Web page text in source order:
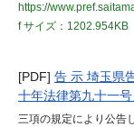
https://
fサイズ：1202.954KB
[PDF] 告 示 埼玉県
十年法律第九十一
三項の規定により公告